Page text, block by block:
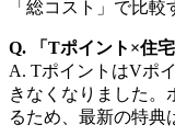
「総コスト」で比較
Q. 「Tポイント×住
A. TポイントはVポ
きなくなりました。
るため、最新の特典